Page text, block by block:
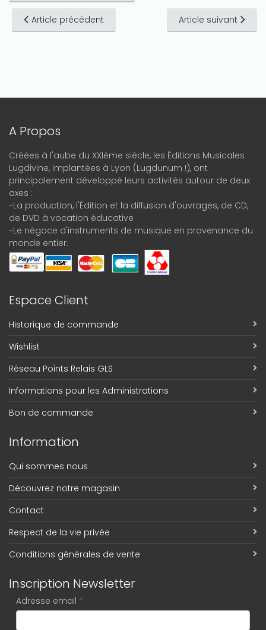
Article précédent Article suivant
A Propos
Créées à l'aube du XXIème siècle, les Éditions Musicales
Lugdivine, implantées à Lyon (Lugdunum !), ont
principalement développé leurs activités autour de deux
axes :
-La production, l'Édition et la diffusion d'ouvrages, de CD,
de DVD à vocation éducative
-Le négoce d'instruments de musique en provenance du
monde entier.
Espace Client
Historique de commande
Wishlist
Réseau Points Relais GLS
Informations pour les Administrations
Bon de commande
Information
Qui sommes nous
Découvrez notre magasin
Contact
Respect de la vie privée
Conditions générales de vente
Inscription Newsletter
Adresse email *